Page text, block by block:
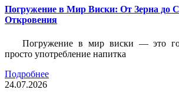
Погружение в Мир Виски: От Зерна до
Откровения
Погружение в мир виски — это
просто употребление напитка
Подробнее
24.07.2026